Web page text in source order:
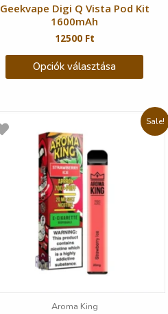
Geekvape Digi Q Vista Pod Kit
1600mAh
12500 Ft
Opciók választása
Sale!
Aroma King